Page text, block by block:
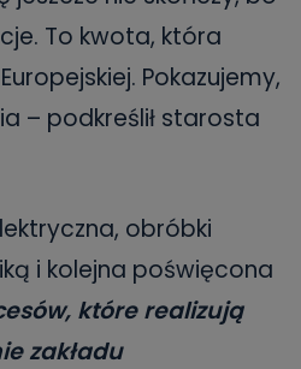
To kwota, która
Pokazujemy,
– podkreślił starosta
obróbki
i kolejna poświęcona
które realizują
zakładu